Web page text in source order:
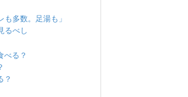
多数。足湯も」
るべし
べる？
？